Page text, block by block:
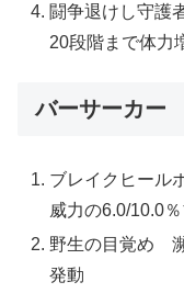
闘争退けし守護
20段階まで体力
バーサーカ
ブレイクヒール
威力の6.0/10.0
野生の目覚め
発動